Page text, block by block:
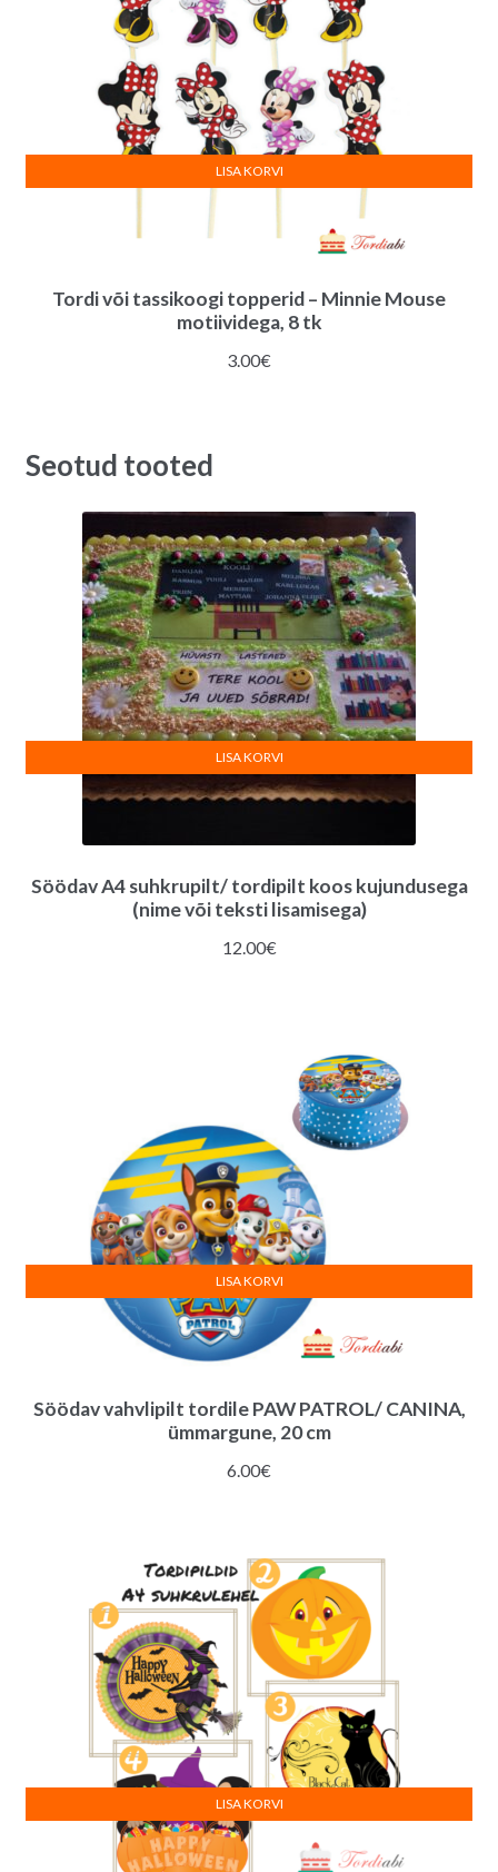
Tordi või tassikoogi topperid – Minnie Mouse
motiividega, 8 tk
3.00€
LISA KORVI
Seotud tooted
Söödav A4 suhkrupilt/ tordipilt koos kujundusega
(nime või teksti lisamisega)
12.00€
LISA KORVI
Söödav vahvlipilt tordile PAW PATROL/ CANINA,
ümmargune, 20 cm
6.00€
LISA KORVI
LISA KORVI